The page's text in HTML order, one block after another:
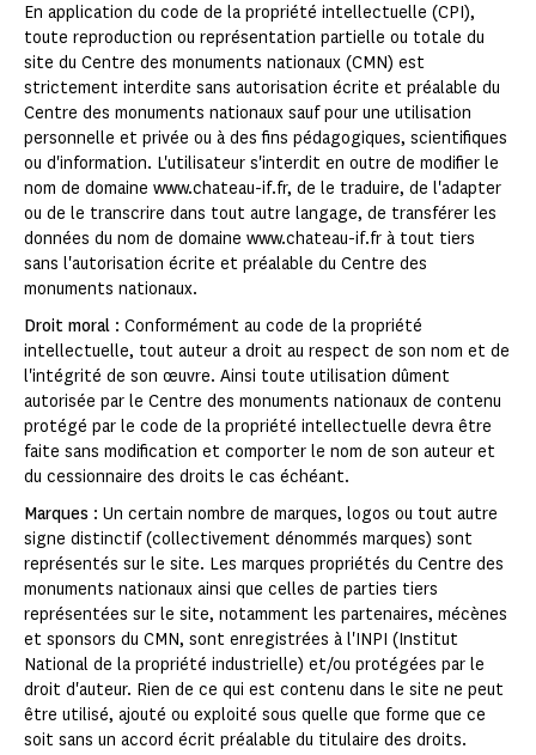
En application du code de la propriété intellectuelle (CPI),
toute reproduction ou représentation partielle ou totale du
site du Centre des monuments nationaux (CMN) est
strictement interdite sans autorisation écrite et préalable du
Centre des monuments nationaux sauf pour une utilisation
personnelle et privée ou à des fins pédagogiques, scientifiques
ou d'information. L'utilisateur s'interdit en outre de modifier le
nom de domaine www.chateau-if.fr, de le traduire, de l'adapter
ou de le transcrire dans tout autre langage, de transférer les
données du nom de domaine www.chateau-if.fr à tout tiers
sans l'autorisation écrite et préalable du Centre des
monuments nationaux.
Droit moral : Conformément au code de la propriété
intellectuelle, tout auteur a droit au respect de son nom et de
l'intégrité de son œuvre. Ainsi toute utilisation dûment
autorisée par le Centre des monuments nationaux de contenu
protégé par le code de la propriété intellectuelle devra être
faite sans modification et comporter le nom de son auteur et
du cessionnaire des droits le cas échéant.
Marques : Un certain nombre de marques, logos ou tout autre
signe distinctif (collectivement dénommés marques) sont
représentés sur le site. Les marques propriétés du Centre des
monuments nationaux ainsi que celles de parties tiers
représentées sur le site, notamment les partenaires, mécènes
et sponsors du CMN, sont enregistrées à l'INPI (Institut
National de la propriété industrielle) et/ou protégées par le
droit d'auteur. Rien de ce qui est contenu dans le site ne peut
être utilisé, ajouté ou exploité sous quelle que forme que ce
soit sans un accord écrit préalable du titulaire des droits.